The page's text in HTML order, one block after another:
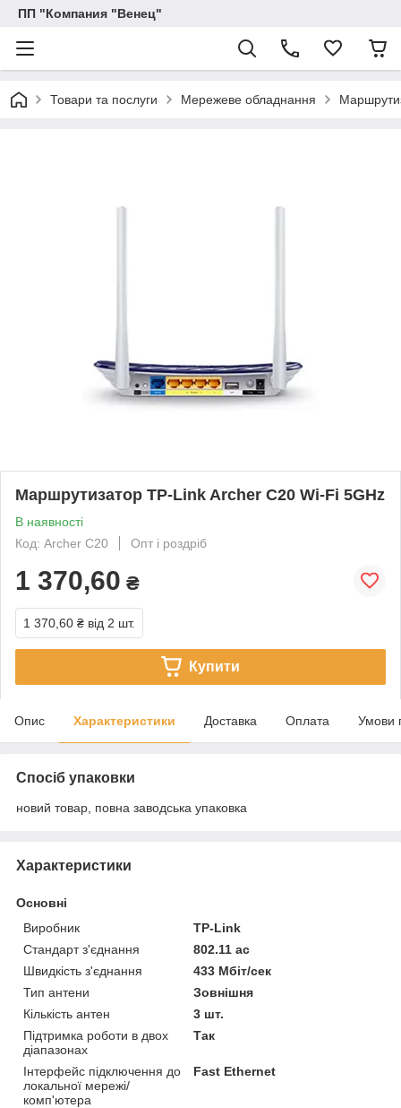
ПП "Компания "Венец"
Товари та послуги Мережеве обладнання
Маршрутизатор TP-Link Archer C20 Wi-Fi 5GHz
В наявності
Код: Archer C20
Опт і роздріб
1 370,60 ₴
1 370,60 ₴ від 2 шт.
Купити
Опис Характеристики Доставка Оплата Умови
Спосіб упаковки
новий товар, повна заводська упаковка
Характеристики
Основні
Виробник
TP-Link
Стандарт з'єднання
802.11 ac
Швидкість з'єднання
433 Мбіт/сек
Тип антени
Зовнішня
Кількість антен
3 шт.
Підтримка роботи в двох
діапазонах
Так
Інтерфейс підключення до
локальної мережі/
комп'ютера
Fast Ethernet